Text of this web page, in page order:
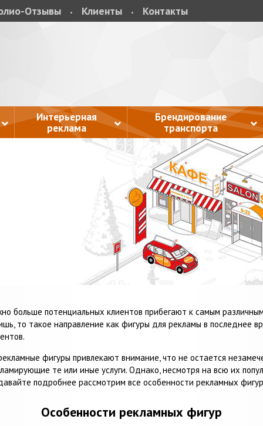
Отзывы Клиенты Контакты
Интерьерная
реклама
Брендирование
транспорта
больше потенциальных клиентов прибегают к самым
то такое направление как фигуры для рекламы в последнее
фигуры привлекают внимание, что не остается
те или иные услуги. Однако, несмотря на всю их
подробнее рассмотрим все особенности рекламных
Особенности рекламных фигур